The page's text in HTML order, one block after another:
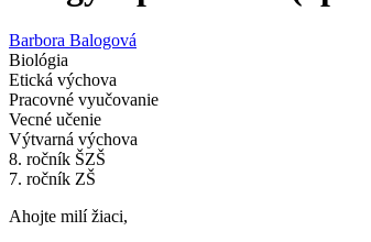
Barbora Balogová
Biológia
Etická výchova
Pracovné vyučovanie
Vecné učenie
Výtvarná výchova
8. ročník ŠZŠ
7. ročník ZŠ
Ahojte milí žiaci,